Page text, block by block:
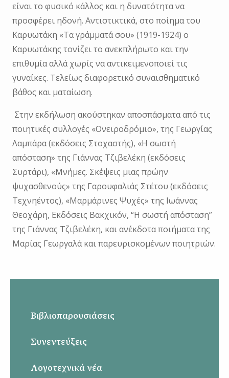
Βιβλιοπαρουσιάσεις
Συνεντεύξεις
Λογοτεχνικά νέα
είναι το φυσικό κάλλος και η δυνατότητα να
προσφέρει ηδονή. Αντιστικτικά, στο ποίημα του
Καρυωτάκη «Τα γράμματά σου» (1919-1924) ο
Καρυωτάκης τονίζει το ανεκπλήρωτο και την
επιθυμία αλλά χωρίς να αντικειμενοποιεί τις
γυναίκες. Τελείως διαφορετικό συναισθηματικό
βάθος και ματαίωση.
Στην εκδήλωση ακούστηκαν αποσπάσματα από τις
ποιητικές συλλογές «Ονειροδρόμιο», της Γεωργίας
Λαμπάρα (εκδόσεις Στοχαστής), «Η σωστή
απόσταση» της Γιάννας Τζιβελέκη (εκδόσεις
Συρτάρι), «Μνήμες. Σκέψεις μιας πρώην
ψυχασθενούς» της Γαρουφαλιάς Στέτου (εκδόσεις
Τεχνηέντος), «Μαρμάρινες Ψυχές» της Ιωάννας
Θεοχάρη, Εκδόσεις Βακχικόν, “Η σωστή απόσταση”
της Γιάννας Τζιβελέκη, και ανέκδοτα ποιήματα της
Μαρίας Γεωργαλά και παρευρισκομένων ποιητριών.